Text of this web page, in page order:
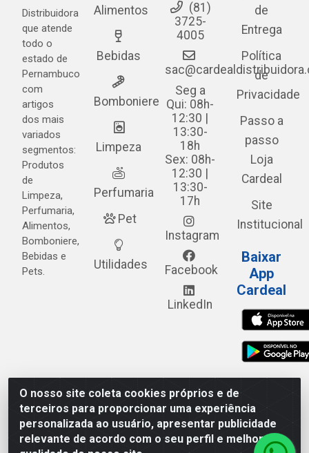
O nosso site coleta cookies próprios e de
terceiros para proporcionar uma experiência
personalizada ao usuário, apresentar publicidade
relevante de acordo com o seu perfil e melhorar a
Distribuidora
que atende
todo o
estado de
Pernambuco
com
artigos
dos mais
variados
segmentos:
Produtos
de
Limpeza,
Perfumaria,
Alimentos,
Bomboniere,
Bebidas e
Pets.
Alimentos
Bebidas
Bomboniere
Limpeza
Perfumaria
Pet
Utilidades
(81)
3725-
4005
Seg a
Qui: 08h-
12:30 |
13:30-
18h
Sex: 08h-
12:30 |
13:30-
17h
Instagram
Facebook
LinkedIn
de
Entrega
Política
de
Privacidade
Passo a
passo
Loja
Cardeal
Site
Institucional
Baixar
App
Cardeal
Cardeal Distribuidora - Estrada Alto do Moura, 582 - Alto
do Moura - Caruaru/PE - CEP 55.040-120 - CNPJ
05.253.499/0001-62